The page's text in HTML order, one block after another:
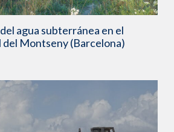
agua subterránea en el
del Montseny (Barcelona)